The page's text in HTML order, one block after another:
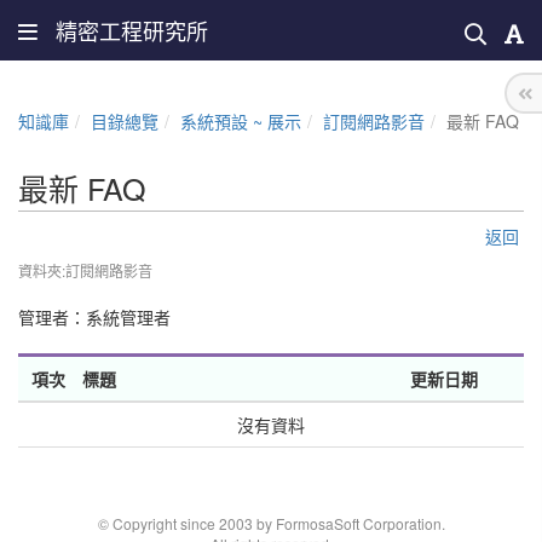
精密工程研究所
知識庫 目錄總覽 系統預設 ~ 展示 訂閱網路影音 最新 FAQ
最新 FAQ
返回
資料夾:訂閱網路影音
管理者： 系統管理者
項次 標題
更新日期
沒有資料
© Copyright since 2003 by FormosaSoft Corporation.